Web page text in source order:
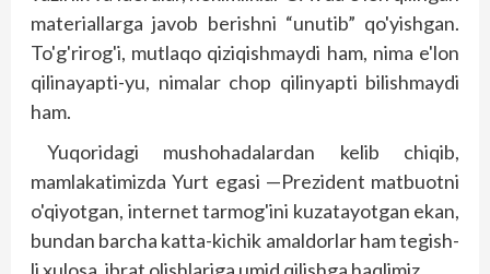
materiallarga javob berishni “unutib” qo'yishgan.
To'g'rirog'i, mutlaqo qiziqishmaydi ham, nima e'lon
qilinayapti-yu, nimalar chop qilinyapti bilishmaydi
ham.
Yuqoridagi mushohadalardan kelib chiqib,
mamlakatimizda Yurt egasi —Prezident matbuotni
o'qiyotgan, internet tarmog'ini kuzatayotgan ekan,
bundan barcha katta-kichik amaldorlar ham tegish­